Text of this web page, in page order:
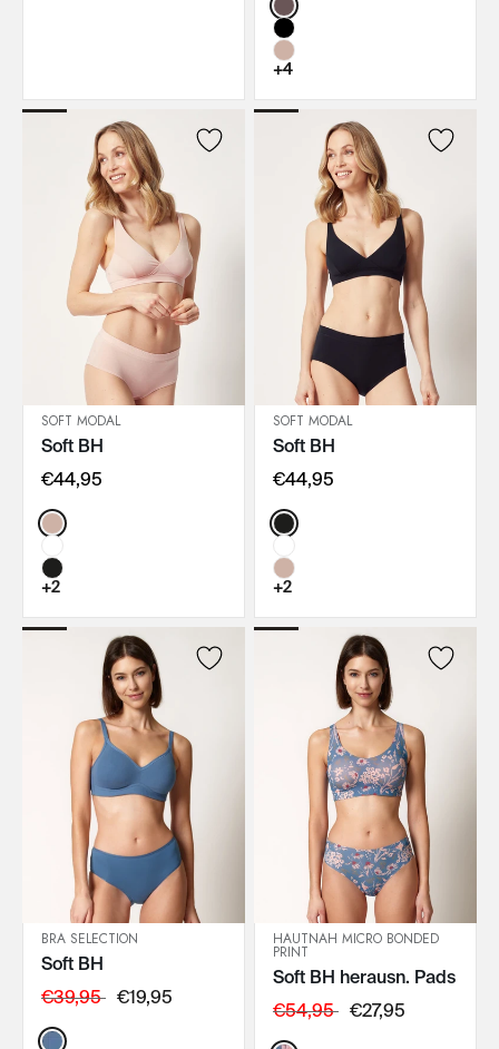
+4
IN DEN WARENKORB
SOFT MODAL
Soft BH
€44,95
Color:
+2
IN DEN WARENKORB
SOFT MODAL
Soft BH
€44,95
Color:
+2
IN DEN WARENKORB
BRA SELECTION
Soft BH
€39,95 €19,95
Color:
HAUTNAH MICRO BONDED
PRINT
Soft BH herausn. Pads
€54,95 €27,95